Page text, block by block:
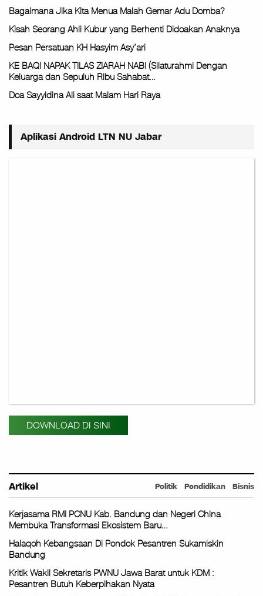
Bagaimana Jika Kita Menua Malah Gemar Adu Domba?
Kisah Seorang Ahli Kubur yang Berhenti Didoakan Anaknya
Pesan Persatuan KH Hasyim Asy’ari
KE BAQI NAPAK TILAS ZIARAH NABI (Silaturahmi Dengan
Keluarga dan Sepuluh Ribu Sahabat…
Doa Sayyidina Ali saat Malam Hari Raya
Aplikasi Android LTN NU Jabar
DOWNLOAD DI SINI
Artikel Bisnis
Pendidikan
Politik
Kerjasama RMI PCNU Kab. Bandung dan Negeri China
Membuka Transformasi Ekosistem Baru…
Halaqoh Kebangsaan Di Pondok Pesantren Sukamiskin
Bandung
Kritik Wakil Sekretaris PWNU Jawa Barat untuk KDM :
Pesantren Butuh Keberpihakan Nyata